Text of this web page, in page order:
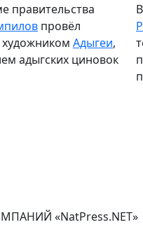
правительства
провёл
художником Адыгеи,
адыгских циновок
«NatPress.NET»